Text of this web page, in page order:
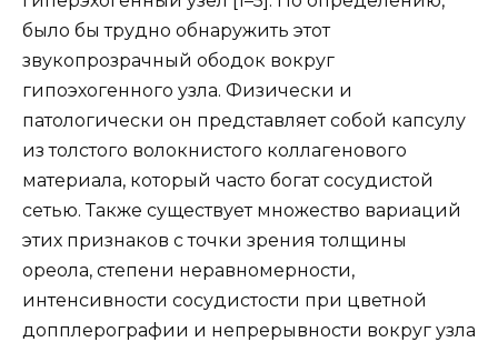
было бы трудно обнаружить этот
звукопрозрачный ободок вокруг
гипоэхогенного узла. Физически и
патологически он представляет собой капсулу
из толстого волокнистого коллагенового
материала, который часто богат сосудистой
сетью. Также существует множество вариаций
этих признаков с точки зрения толщины
ореола, степени неравномерности,
интенсивности сосудистости при цветной
допплерографии и непрерывности вокруг узла